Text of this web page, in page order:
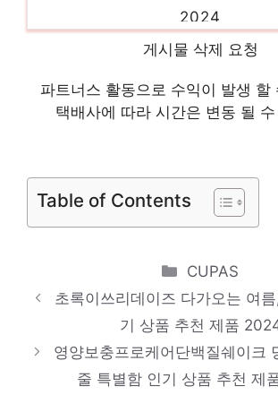
한채원곤약밥
지금이 당신의 시간입니다! 인
제품 2024
프롬잇
천 제품 2024
단백질파우더프로케어단백
제품 2024
120정유유헬스케어뉴트리디데
품절 위기! 빠르게 잡아라! 인기
게시물 삭제 요청
파트너스 활동으로 수익이 발생 할
택배사에 따라 시간은 변동 될
Table of Contents
Categories
CUPAS
초록이쓰리데이즈 다가오는 여
기 상품 추천 제품
영양보충프로케어단백질쉐이크
줄 특별함 인기 상품 추천 제